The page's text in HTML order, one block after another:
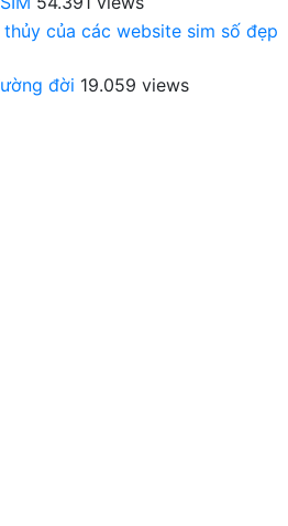
của các website sim số đẹp
đời 19.059 views